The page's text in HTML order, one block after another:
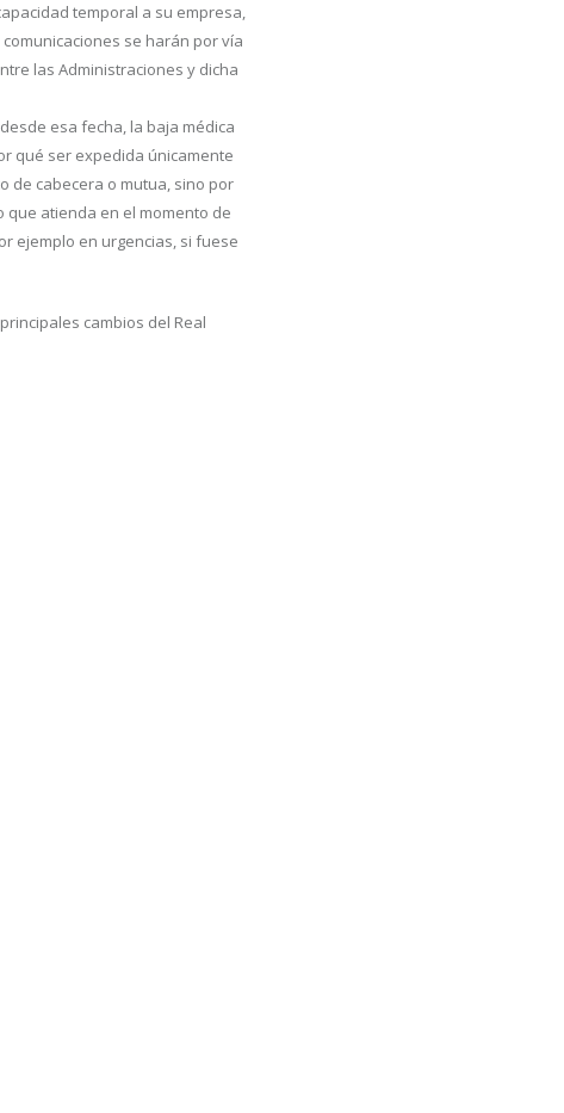
temporal a su empresa,
se harán por vía
las Administraciones y dicha
esa fecha, la baja médica
qué ser expedida únicamente
de cabecera o mutua, sino por
que atienda en el momento de
ejemplo en urgencias, si fuese
cambios del Real